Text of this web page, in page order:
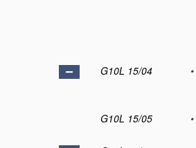
G10L 15/04
•
G10L 15/05
•